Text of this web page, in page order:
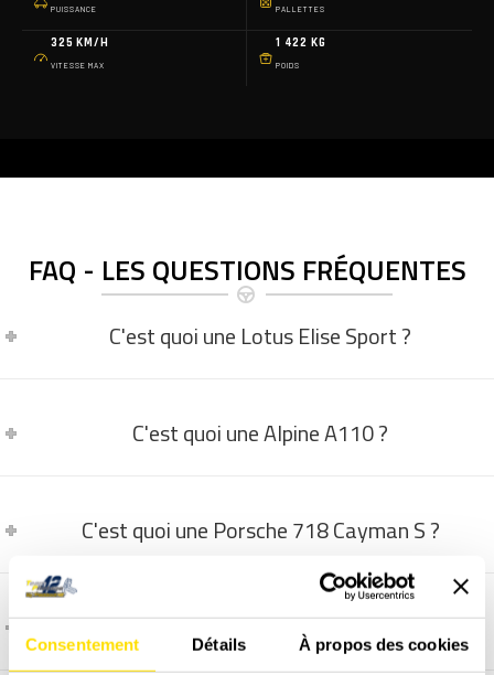
Consentement Détails À propos des cookies
PUISSANCE PALLETTES
325 KM/H
VITESSE MAX
1 422 KG
POIDS
FAQ - LES QUESTIONS FRÉQUENTES
C'est quoi une Lotus Elise Sport ?
C'est quoi une Alpine A110 ?
C'est quoi une Porsche 718 Cayman S ?
C'est quoi une Audi R8 ?